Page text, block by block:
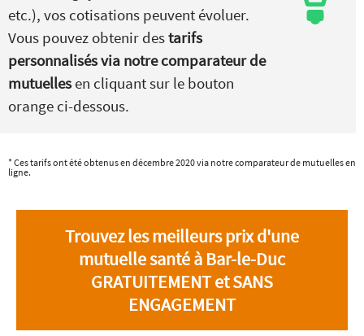
etc.), vos cotisations peuvent évoluer.
Vous pouvez obtenir destarifs
personnalisés via notre comparateur de
mutuelles en cliquant sur le bouton
orange ci-dessous.
* Ces tarifs ont été obtenus en décembre 2020 via notre comparateur de mutuelles en
ligne.
Trouvez les meilleurs prix d'une
mutuelle santé à Bar-le-Duc
GRATUITEMENT et SANS
ENGAGEMENT